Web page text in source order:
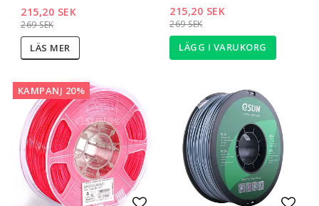
269 SEK
215,20 SEK
LÄS MER
269 SEK
215,20 SEK
LÄGG I VARUKORG
KAMPANJ 20%